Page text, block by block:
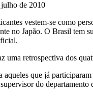
de 2010
vestem-se como
no Japão. O Brasil tem
uma retrospectiva dos
aqueles que já
do